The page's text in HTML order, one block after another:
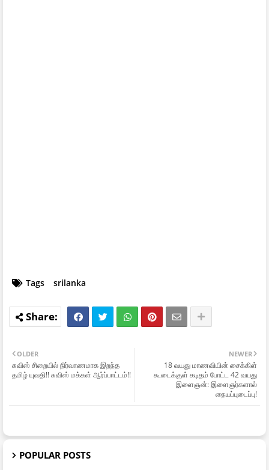
Tags srilanka
NEWER
18 வயது மாணவியின் சைக்கிள்
கூடைக்குள் கடிதம் போட்ட 42 வயது
இளைஞன்: இளைஞர்களால்
நையப்புடைப்பு!
OLDER
சுவிஸ் சிறையில் நிர்வாணமாக இறந்த
தமிழ் யுவதி!! சுவிஸ் மக்கள் ஆர்ப்பாட்டம்!!
POPULAR POSTS